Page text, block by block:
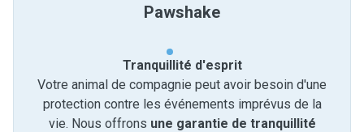
Pawshake
Tranquillité d'esprit
Votre animal de compagnie peut avoir besoin d'une
protection contre les événements imprévus de la
vie. Nous offrons une garantie de tranquillité